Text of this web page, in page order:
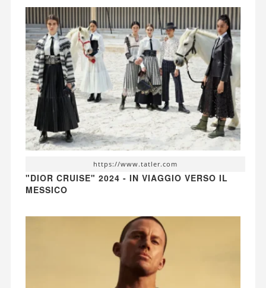
https://www.tatler.com
"DIOR CRUISE" 2024 - IN VIAGGIO VERSO IL
MESSICO